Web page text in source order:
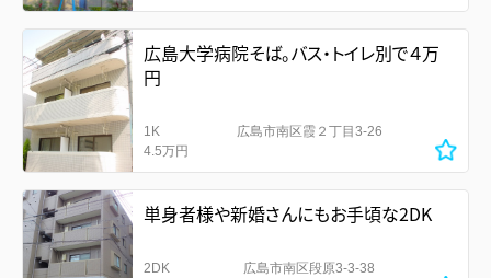
広島大学病院そば。バス・トイレ別で４万
円
1K
4.5万円
広島市南区霞２丁目3-26
単身者様や新婚さんにもお手頃な2DK
2DK
広島市南区段原3-3-38